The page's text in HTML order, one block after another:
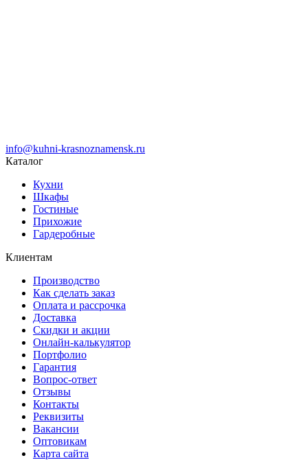
info@kuhni-krasnoznamensk.ru
Каталог
Кухни
Шкафы
Гостиные
Прихожие
Гардеробные
Клиентам
Производство
Как сделать заказ
Оплата и рассрочка
Доставка
Скидки и акции
Онлайн-калькулятор
Портфолио
Гарантия
Вопрос-ответ
Отзывы
Контакты
Реквизиты
Вакансии
Оптовикам
Карта сайта